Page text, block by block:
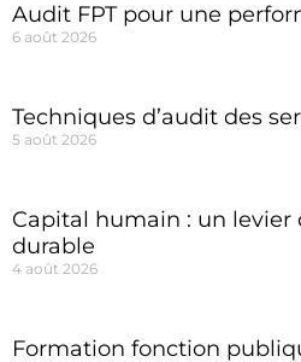
Audit FPT pour une
6 août 2026
Techniques d’audit des
5 août 2026
Capital humain : un levier
durable
4 août 2026
Formation fonction